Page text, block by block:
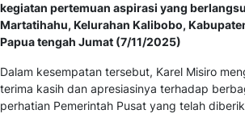
kegiatan pertemuan aspirasi yang
Martatihahu, Kelurahan Kalibobo,
Papua tengah Jumat (7/11/2025)
Dalam kesempatan tersebut, Karel Misiro
terima kasih dan apresiasinya terhadap
perhatian Pemerintah Pusat yang telah